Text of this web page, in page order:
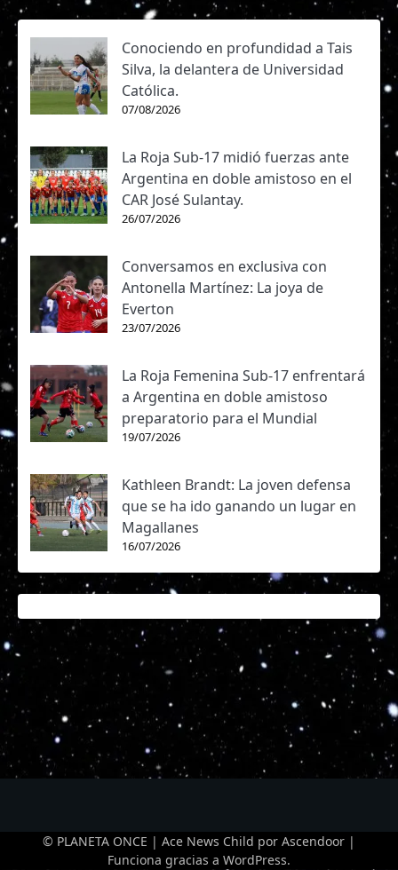
Conociendo en profundidad a Tais
Silva, la delantera de Universidad
Católica.
07/08/2026
La Roja Sub-17 midió fuerzas ante
Argentina en doble amistoso en el
CAR José Sulantay.
26/07/2026
Conversamos en exclusiva con
Antonella Martínez: La joya de
Everton
23/07/2026
La Roja Femenina Sub-17 enfrentará
a Argentina en doble amistoso
preparatorio para el Mundial
19/07/2026
Kathleen Brandt: La joven defensa
que se ha ido ganando un lugar en
Magallanes
16/07/2026
© PLANETA ONCE | Ace News Child por Ascendoor |
Funciona gracias a WordPress.